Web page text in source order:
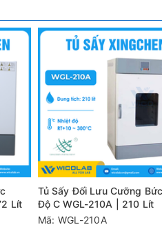
gian một cách dễ dàng.
với cả người và mẫu.
Lít
Tủ Sấy Đối Lưu Cưỡng
Độ C WGL-210A | 210 Lít
Mã: WGL-210A